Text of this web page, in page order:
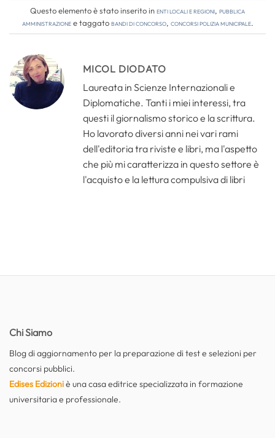
Questo elemento è stato inserito inEnti locali e regioni, Pubblica
amministrazionee taggatobandi di concorso, concorsi polizia municipale.
MICOL DIODATO
Laureata in Scienze Internazionali e
Diplomatiche. Tanti i miei interessi, tra
questi il giornalismo storico e la scrittura.
Ho lavorato diversi anni nei vari rami
dell'editoria tra riviste e libri, ma l'aspetto
che più mi caratterizza in questo settore è
l'acquisto e la lettura compulsiva di libri
Chi Siamo
Blog di aggiornamento per la preparazione di test e selezioni per
concorsi pubblici.
Edises Edizioniè una casa editrice specializzata in formazione
universitaria e professionale.